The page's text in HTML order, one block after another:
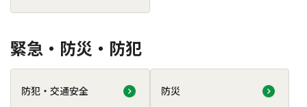
緊急・防災・防犯
防犯・交通安全 防災